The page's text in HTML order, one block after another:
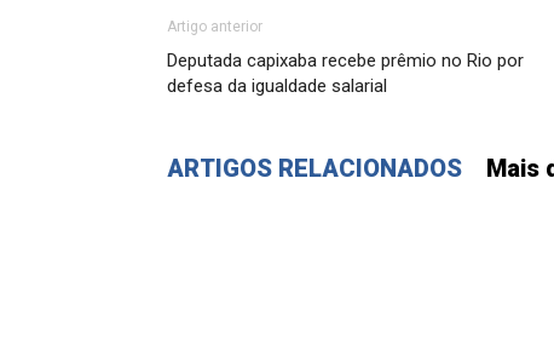
Artigo anterior
Deputada capixaba recebe prêmio no Rio por
defesa da igualdade salarial
ARTIGOS RELACIONADOS Mais